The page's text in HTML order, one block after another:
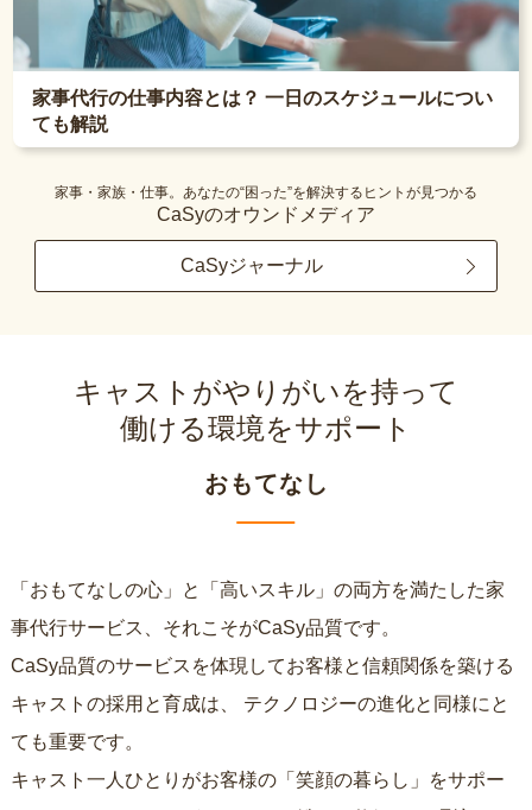
家事代行の仕事内容とは？ 一日のスケジュールについ
ても解説
家事・家族・仕事。あなたの“困った”を解決するヒントが見つかる
CaSyのオウンドメディア
CaSyジャーナル
キャストがやりがいを持って
働ける環境をサポート
おもてなし
「おもてなしの心」と「高いスキル」の両方を満たした家
事代行サービス、それこそがCaSy品質です。
CaSy品質のサービスを体現してお客様と信頼関係を築ける
キャストの採用と育成は、
ても重要です。
キャスト一人ひとりがお客様の「笑顔の暮らし」をサポー